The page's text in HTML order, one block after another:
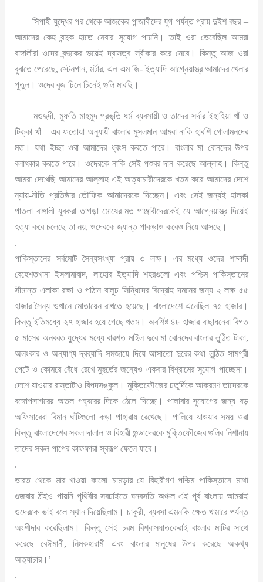
সিপাহী যুদ্ধের পর থেকে আজকের পান্জাবীদের যুগ পর্যন্ত প্রায় দুইশ বছর –
আমাদের কেহ বন্দুক হাতে নেবার সুযোগ পায়নি। তাই ওরা ভেবেছিল আমরা
বাঙ্গালীরা ওদের বন্দুকের ভয়েই দ্বাসত্ব স্বীকার করে নেবে। কিন্তু আজ ওরা
বুঝতে পেরেছে, স্টেনগান, মর্টার, এল এম জি- ইত্যাদি আগ্নেয়াস্ত্র আমাদের খেলার
পুতুল। ওদের বুজ চিনে চিনেই গুলি মারছি।
মওদুদী, মুফতি মাহমুদ প্রভৃতি ধর্ম ব্যবসায়ী ও তাদের সর্দার ইহাহিয়া খাঁ ও
টিক্কা খাঁ – এর ফতোয়া অনুযায়ী বাংলার মুসলমান আমরা নাকি হাবশি গোলামনদের
মত। যথা ইচ্ছা ওরা আমাদের ধ্বংস করতে পারে। বাংলার মা বোনদের উপর
বলাৎকার করতে পারে। ওদেরকে নাকি সেই পশুবর দান করেছে আল্লাহ। কিন্তু
আমরা দেখেছি আমাদের আল্লাহ এই অত্যাচারীদেরকে খতম করে আমাদের দেশে
ন্যায়-নীতি প্রতিষ্ঠার তৌফিক আমাদেরকে দিচ্ছেন। এবং সেই জন্যই হালকা
পাতলা বাঙ্গালী যুবকরা তাগড়া মোষের মত পাঞ্জাবীদেরকেই যে আগ্নেয়াস্ত্র দিয়েই
হত্যা করে চলেছে তা নয়, ওদেরকে জ্যান্ত পাকড়াও করেও নিয়ে আসছে।
.
পাকিস্তানের সর্বমোট সৈন্যসংখ্যা প্রায় ৩ লক্ষ। এর মধ্যে ওদের শাদ্দাদী
বেহেশতখানা ইসলামাবাদ, লাহোর ইত্যাদি শহরগুলো এবং পশ্চিম পাকিস্তানের
সীমান্ত এলাকা রক্ষা ও পাঠান বালুচ সিন্ধিদের বিদ্রোহ দমনের জন্য ২ লক্ষ ৫৫
হাজার সৈন্য ওখানে মোতায়েন রাখতে হয়েছে। বাংলাদেশে এনেছিল ৭৫ হাজার।
কিন্তু ইতিমধ্যে ২৭ হাজার হয়ে গেছে খতম। অবশিষ্ট ৪৮ হাজার বাছাধনেরা বিগত
৫ মাসের অনবরত যুদ্ধের মধ্যে বারশত মাইল দুরে মা বোনদের বাংলার লুন্ঠিত টাকা,
অলংকার ও অন্যাণ্য দ্রব্যাদি সমজায়ে দিয়ে আসাতো দুরের কথা লুন্ঠিত সামগ্রী
পেটে ও কোমরে বেঁধে রেখে মুহুর্তের জন্যেও একবার বিশ্রামের সুযোগ পাচ্ছেনা।
দেশে যাওয়ার রাস্তাটাও বিপদসঙ্কুল। মুক্তিফৌজের চতুর্দিকে আক্রমণ তাদেরকে
বঙ্গোপসাগরের অতল গহ্বরের দিকে ঠেলে দিচ্ছে। পালাবার সুযোগের জন্য বড়
অফিসারেরা বিমান ঘাঁটিগুলো কড়া পাহারায় রেখেছে। পালিয়ে যাওয়ার সময় ওরা
কিন্তু বাংলাদেশের সকল দালাল ও বিহারী গুন্ডাদেরকে মুক্তিফৌজের গুলির নিশানায়
তাদের সকল পাপের কাফফারা স্বরূপ ফেলে যাবে।
.
ভারত থেকে মার খাওয়া কালো চামড়ার যে বিহারীগণ পশ্চিম পাকিস্তানে মাথা
গুজবার ঠাঁইও পায়নি পৃথিবীর সবচাইতে ঘনবসতি অঞ্চল এই পূর্ব বাংলায় আমরাই
ওদেরকে ভাই বলে স্থান দিয়েছিলাম। চাকুরী, ব্যবসা এমনকি ক্ষেত খামারে পর্যন্ত
অংশীদার করেছিলাম। কিন্তু সেই চরম বিশ্বাসঘাতকেরাই বাংলার মাটির সাথে
করেছে বেঈমানী, নিমকহারামী এবং বাংলার মানুষের উপর করেছে অকথ্য
অত্যাচার।’
.